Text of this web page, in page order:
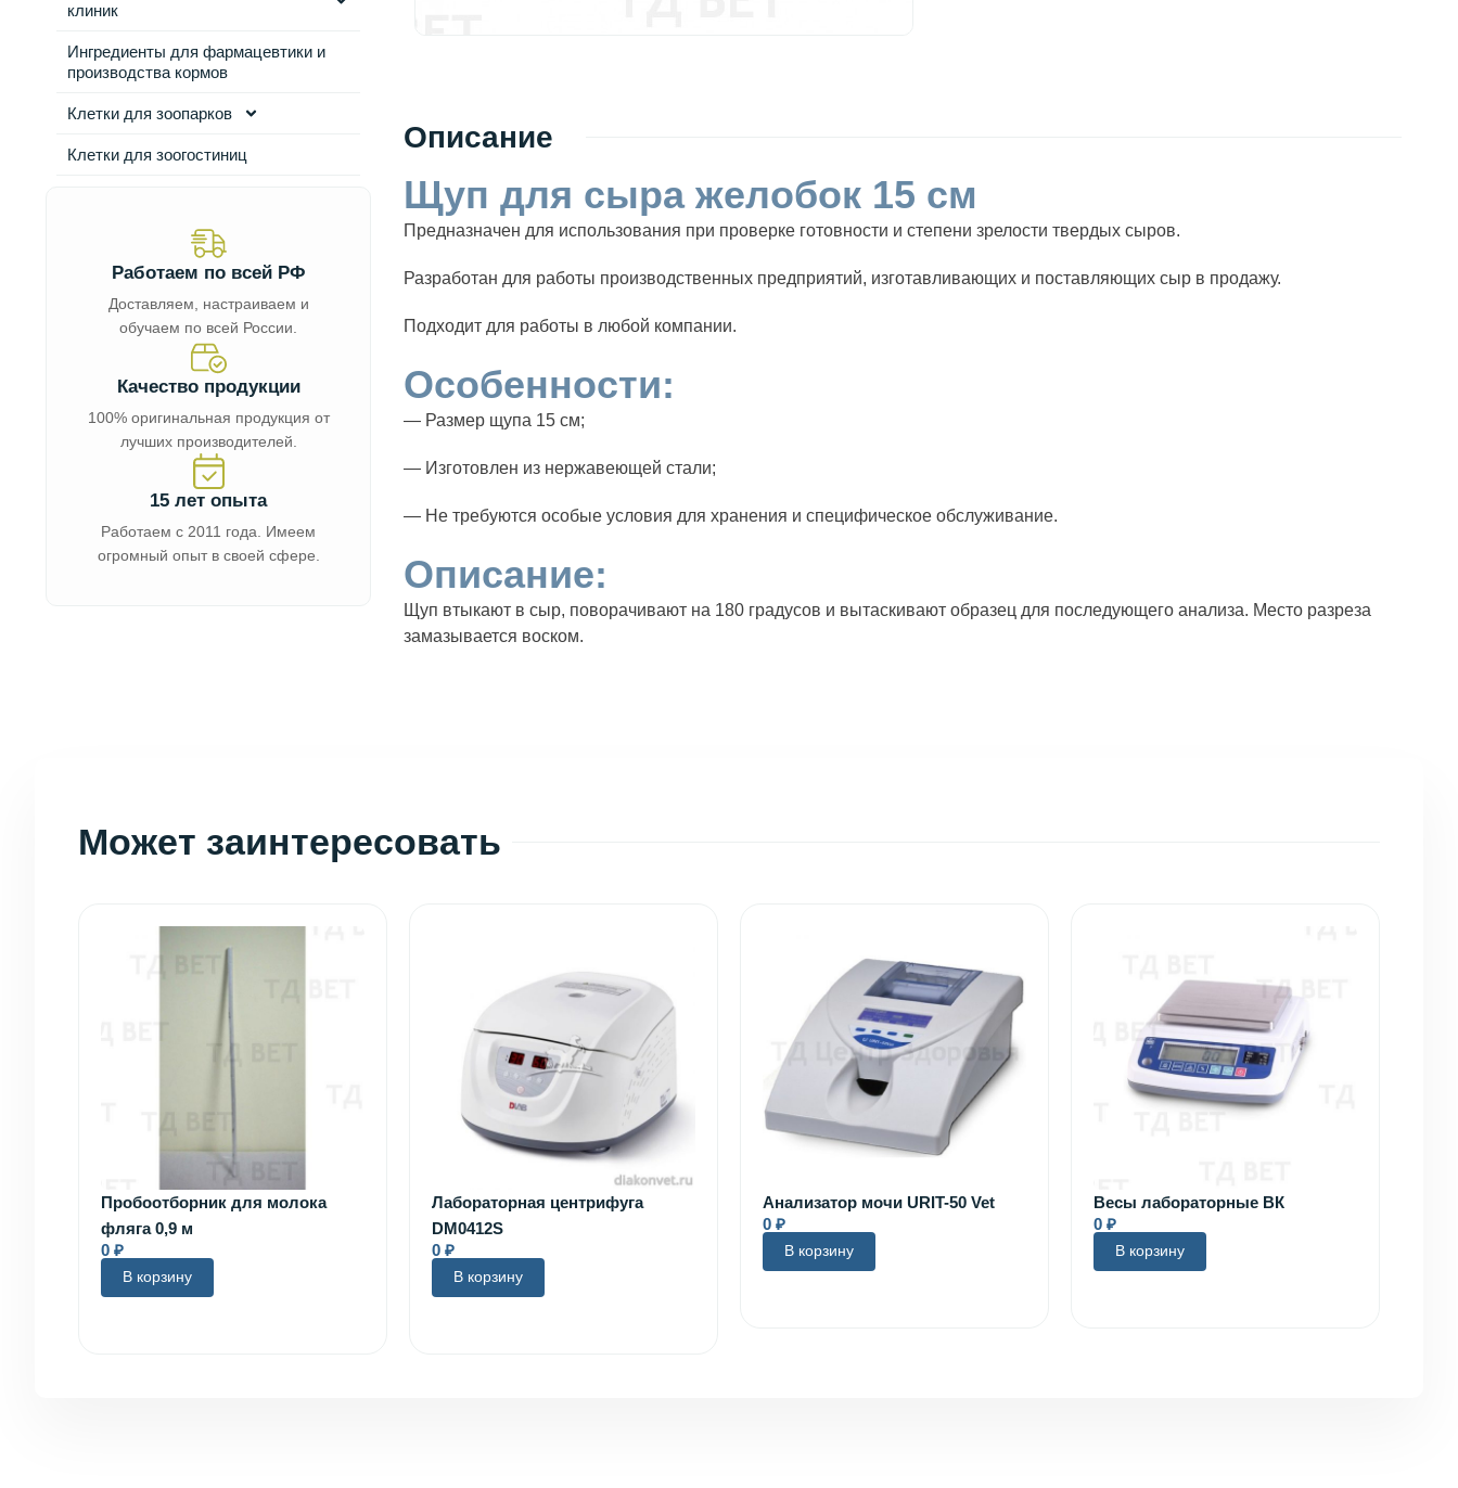
клиник
Ингредиенты для фармацевтики и
производства кормов
Клетки для зоопарков
Клетки для зоогостиниц
Работаем по всей РФ
Доставляем, настраиваем и
обучаем по всей России.
Качество продукции
100% оригинальная продукция от
лучших производителей.
15 лет опыта
Работаем с 2011 года. Имеем
огромный опыт в своей сфере.
Описание
Щуп для сыра желобок 15 см
Предназначен для использования при проверке готовности и степени зрелости твердых сыров.
Разработан для работы производственных предприятий, изготавливающих и поставляющих сыр в продажу.
Подходит для работы в любой компании.
Особенности:
— Размер щупа 15 см;
— Изготовлен из нержавеющей стали;
— Не требуются особые условия для хранения и специфическое обслуживание.
Описание:
Щуп втыкают в сыр, поворачивают на 180 градусов и вытаскивают образец для последующего анализа. Место разреза
замазывается воском.
Может заинтересовать
Пробоотборник для молока
фляга 0,9 м
0 ₽
В корзину
Лабораторная центрифуга
DM0412S
0 ₽
В корзину
Анализатор мочи URIT-50 Vet
0 ₽
В корзину
Весы лабораторные ВК
0 ₽
В корзину